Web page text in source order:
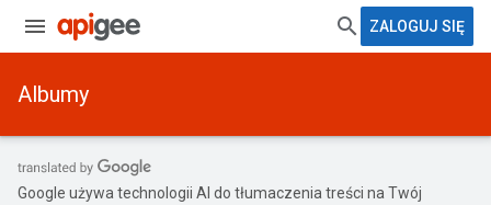
ZALOGUJ SIĘ
Albumy
Google używa technologii AI do tłumaczenia treści na Twój